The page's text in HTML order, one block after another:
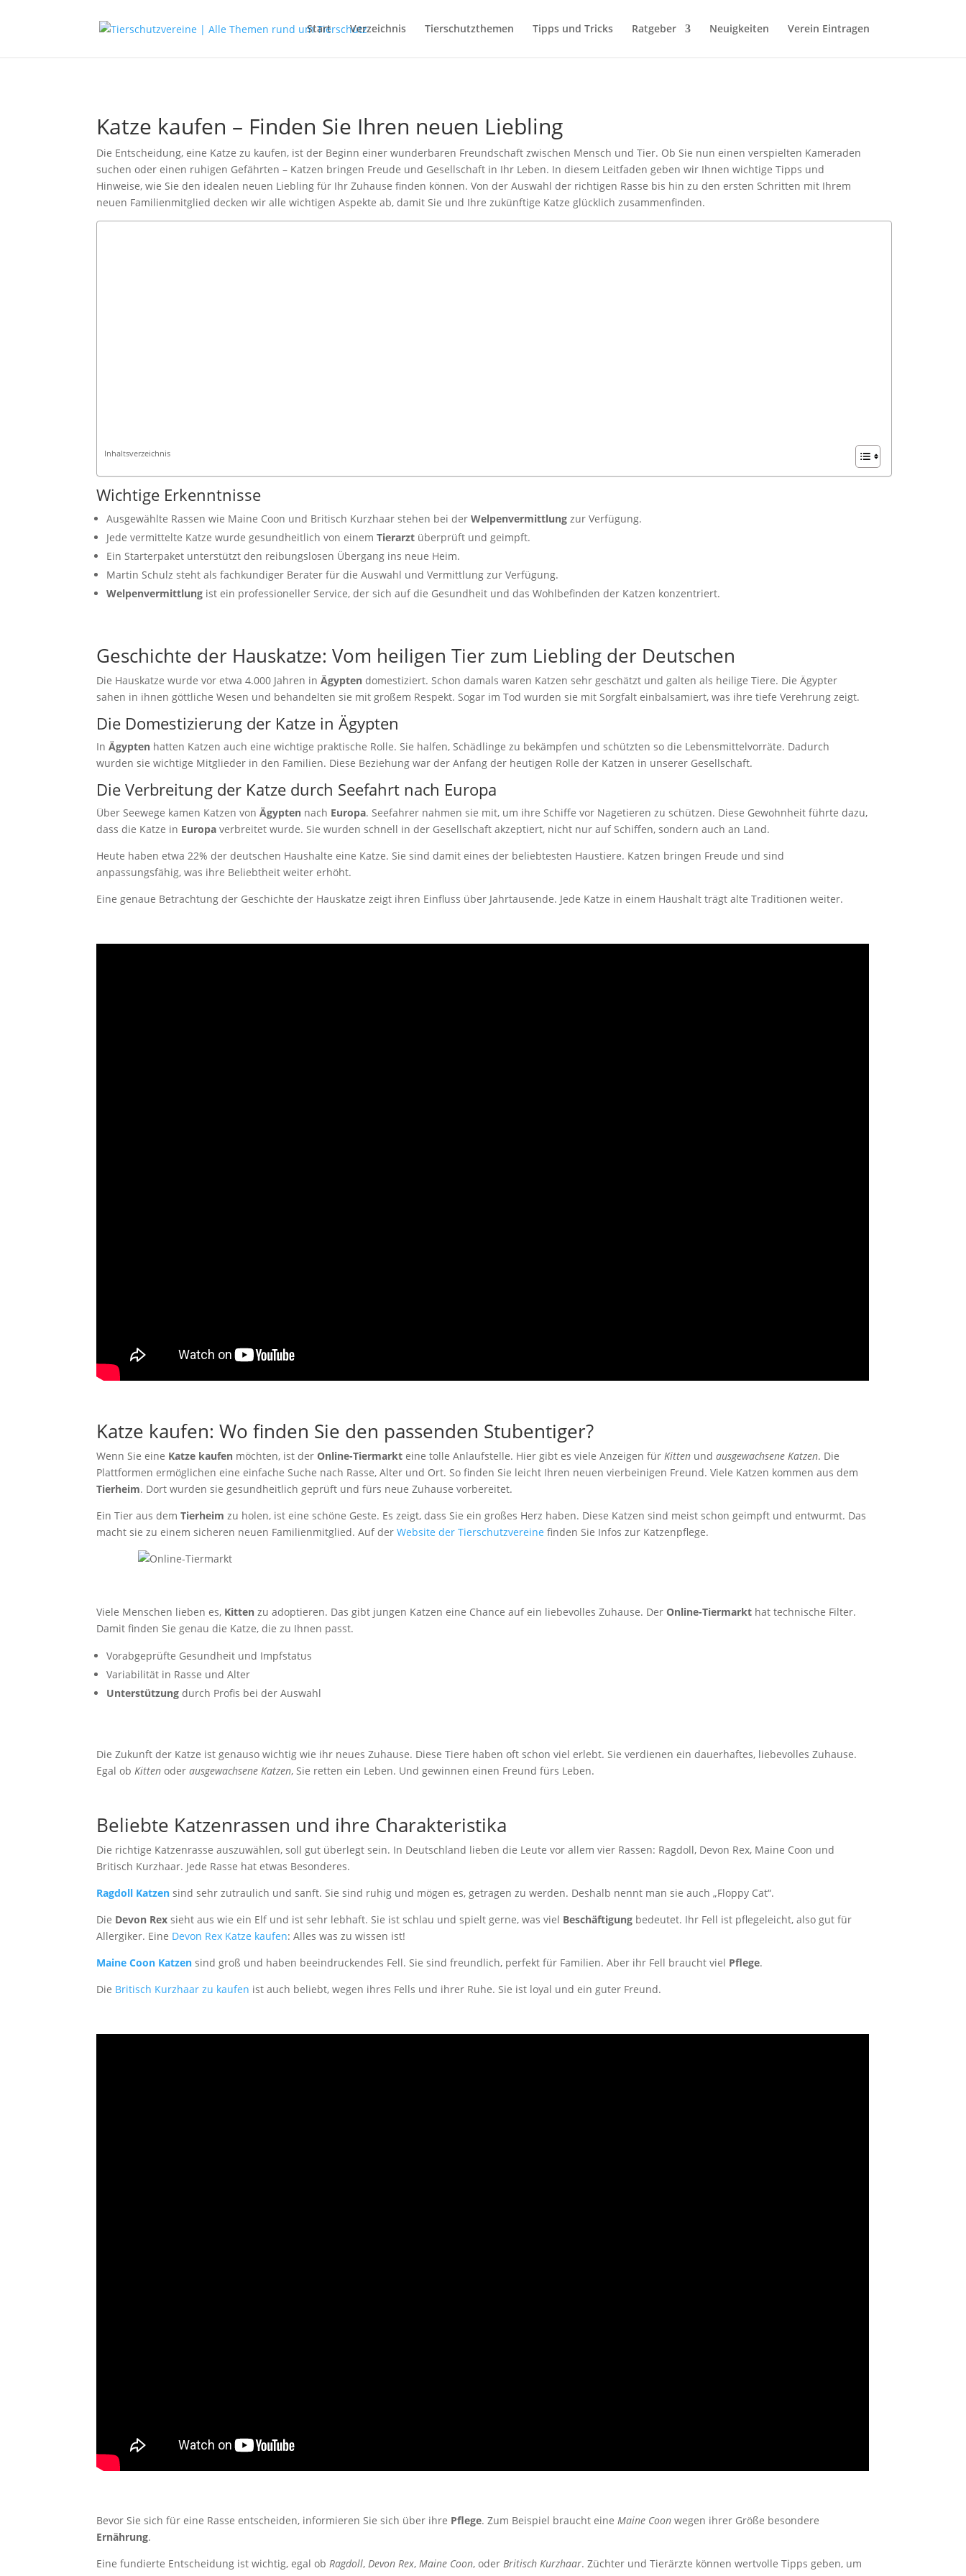
Start Verzeichnis Tierschutzthemen Tipps und Tricks Ratgeber Neuigkeiten Verein Eintragen
Katze kaufen – Finden Sie Ihren neuen Liebling
Die Entscheidung, eine Katze zu kaufen, ist der Beginn einer wunderbaren Freundschaft zwischen Mensch und Tier. Ob Sie nun einen verspielten Kameraden
suchen oder einen ruhigen Gefährten – Katzen bringen Freude und Gesellschaft in Ihr Leben. In diesem Leitfaden geben wir Ihnen wichtige Tipps und
Hinweise, wie Sie den idealen neuen Liebling für Ihr Zuhause finden können. Von der Auswahl der richtigen Rasse bis hin zu den ersten Schritten mit Ihrem
neuen Familienmitglied decken wir alle wichtigen Aspekte ab, damit Sie und Ihre zukünftige Katze glücklich zusammenfinden.
Inhaltsverzeichnis
Wichtige Erkenntnisse
Ausgewählte Rassen wie Maine Coon und Britisch Kurzhaar stehen bei derWelpenvermittlung zur Verfügung.
Jede vermittelte Katze wurde gesundheitlich von einemTierarzt überprüft und geimpft.
Ein Starterpaket unterstützt den reibungslosen Übergang ins neue Heim.
Martin Schulz steht als fachkundiger Berater für die Auswahl und Vermittlung zur Verfügung.
Welpenvermittlung ist ein professioneller Service, der sich auf die Gesundheit und das Wohlbefinden der Katzen konzentriert.
Geschichte der Hauskatze: Vom heiligen Tier zum Liebling der Deutschen
Die Hauskatze wurde vor etwa 4.000 Jahren inÄgypten domestiziert. Schon damals waren Katzen sehr geschätzt und galten als heilige Tiere. Die Ägypter
sahen in ihnen göttliche Wesen und behandelten sie mit großem Respekt. Sogar im Tod wurden sie mit Sorgfalt einbalsamiert, was ihre tiefe Verehrung zeigt.
Die Domestizierung der Katze in Ägypten
InÄgypten hatten Katzen auch eine wichtige praktische Rolle. Sie halfen, Schädlinge zu bekämpfen und schützten so die Lebensmittelvorräte. Dadurch
wurden sie wichtige Mitglieder in den Familien. Diese Beziehung war der Anfang der heutigen Rolle der Katzen in unserer Gesellschaft.
Die Verbreitung der Katze durch Seefahrt nach Europa
Über Seewege kamen Katzen vonÄgypten nach Europa. Seefahrer nahmen sie mit, um ihre Schiffe vor Nagetieren zu schützen. Diese Gewohnheit führte dazu,
dass die Katze in Europa verbreitet wurde. Sie wurden schnell in der Gesellschaft akzeptiert, nicht nur auf Schiffen, sondern auch an Land.
Heute haben etwa 22% der deutschen Haushalte eine Katze. Sie sind damit eines der beliebtesten Haustiere. Katzen bringen Freude und sind
anpassungsfähig, was ihre Beliebtheit weiter erhöht.
Eine genaue Betrachtung der Geschichte der Hauskatze zeigt ihren Einfluss über Jahrtausende. Jede Katze in einem Haushalt trägt alte Traditionen weiter.
Katze kaufen: Wo finden Sie den passenden Stubentiger?
Wenn Sie eine Katze kaufen möchten, ist derOnline-Tiermarkt eine tolle Anlaufstelle. Hier gibt es viele Anzeigen für Kitten undausgewachsene Katzen. Die
Plattformen ermöglichen eine einfache Suche nach Rasse, Alter und Ort. So finden Sie leicht Ihren neuen vierbeinigen Freund. Viele Katzen kommen aus dem
Tierheim. Dort wurden sie gesundheitlich geprüft und fürs neue Zuhause vorbereitet.
Ein Tier aus demTierheim zu holen, ist eine schöne Geste. Es zeigt, dass Sie ein großes Herz haben. Diese Katzen sind meist schon geimpft und entwurmt. Das
macht sie zu einem sicheren neuen Familienmitglied. Auf derWebsite der Tierschutzvereine finden Sie Infos zur Katzenpflege.
Viele Menschen lieben es, Kitten zu adoptieren. Das gibt jungen Katzen eine Chance auf ein liebevolles Zuhause. DerOnline-Tiermarkt hat technische Filter.
Damit finden Sie genau die Katze, die zu Ihnen passt.
Vorabgeprüfte Gesundheit und Impfstatus
Variabilität in Rasse und Alter
Unterstützung durch Profis bei der Auswahl
Die Zukunft der Katze ist genauso wichtig wie ihr neues Zuhause. Diese Tiere haben oft schon viel erlebt. Sie verdienen ein dauerhaftes, liebevolles Zuhause.
Egal ob Kitten oderausgewachsene Katzen, Sie retten ein Leben. Und gewinnen einen Freund fürs Leben.
Beliebte Katzenrassen und ihre Charakteristika
Die richtige Katzenrasse auszuwählen, soll gut überlegt sein. In Deutschland lieben die Leute vor allem vier Rassen: Ragdoll, Devon Rex, Maine Coon und
Britisch Kurzhaar. Jede Rasse hat etwas Besonderes.
Ragdoll Katzen sind sehr zutraulich und sanft. Sie sind ruhig und mögen es, getragen zu werden. Deshalb nennt man sie auch „Floppy Cat“.
Die Devon Rex sieht aus wie ein Elf und ist sehr lebhaft. Sie ist schlau und spielt gerne, was viel Beschäftigung bedeutet. Ihr Fell ist pflegeleicht, also gut für
Allergiker. Eine Devon Rex Katze kaufen: Alles was zu wissen ist!
Maine Coon Katzen sind groß und haben beeindruckendes Fell. Sie sind freundlich, perfekt für Familien. Aber ihr Fell braucht viel Pflege.
Die Britisch Kurzhaar zu kaufen ist auch beliebt, wegen ihres Fells und ihrer Ruhe. Sie ist loyal und ein guter Freund.
Bevor Sie sich für eine Rasse entscheiden, informieren Sie sich über ihre Pflege. Zum Beispiel braucht eine Maine Coon wegen ihrer Größe besondere
Ernährung.
Eine fundierte Entscheidung ist wichtig, egal ob Ragdoll, Devon Rex, Maine Coon, oder Britisch Kurzhaar. Züchter und Tierärzte können wertvolle Tipps geben, um